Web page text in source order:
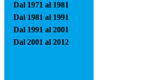
Dal 1971 al 1981
Dal 1981 al 1991
Dal 1991 al 2001
Dal 2001 al 2012